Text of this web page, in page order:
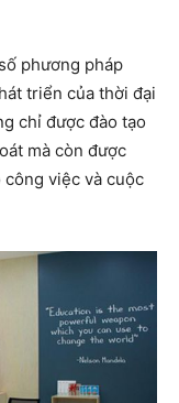
phương pháp
triển của thời đại
chỉ được đào tạo
mà còn được
việc và cuộc